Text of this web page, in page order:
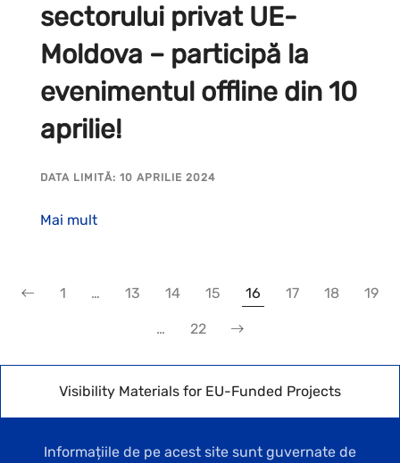
sectorului privat UE-
Moldova – participă la
evenimentul offline din 10
aprilie!
DATA LIMITĂ: 10 APRILIE 2024
Mai mult
1 … 13 14 15 16 17 18 19
… 22
Visibility Materials for EU-Funded Projects
Informațiile de pe acest site sunt guvernate de